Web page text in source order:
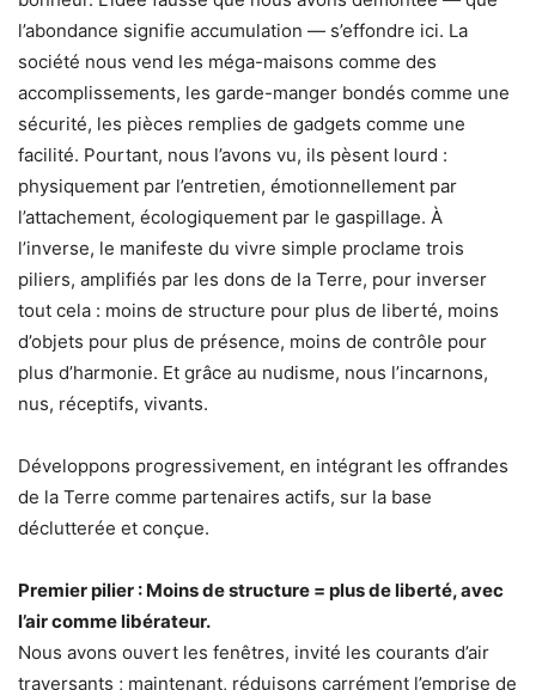
l’abondance signifie accumulation — s’effondre ici. La
société nous vend les méga-maisons comme des
accomplissements, les garde-manger bondés comme une
sécurité, les pièces remplies de gadgets comme une
facilité. Pourtant, nous l’avons vu, ils pèsent lourd :
physiquement par l’entretien, émotionnellement par
l’attachement, écologiquement par le gaspillage. À
l’inverse, le manifeste du vivre simple proclame trois
piliers, amplifiés par les dons de la Terre, pour inverser
tout cela : moins de structure pour plus de liberté, moins
d’objets pour plus de présence, moins de contrôle pour
plus d’harmonie. Et grâce au nudisme, nous l’incarnons,
nus, réceptifs, vivants.
Développons progressivement, en intégrant les offrandes
de la Terre comme partenaires actifs, sur la base
déclutterée et conçue.
Premier pilier : Moins de structure = plus de liberté, avec
l’air comme libérateur.
Nous avons ouvert les fenêtres, invité les courants d’air
traversants ; maintenant, réduisons carrément l’emprise de